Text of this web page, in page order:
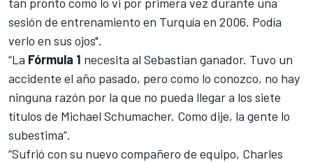
sesión de entrenamiento en Turquía en 2006. Podía
verlo en sus ojos".
“La Fórmula 1 necesita al Sebastian ganador. Tuvo un
accidente el año pasado, pero como lo conozco, no hay
ninguna razón por la que no pueda llegar a los siete
títulos de Michael Schumacher. Como dije, la gente lo
subestima”.
“Sufrió con su nuevo compañero de equipo, Charles